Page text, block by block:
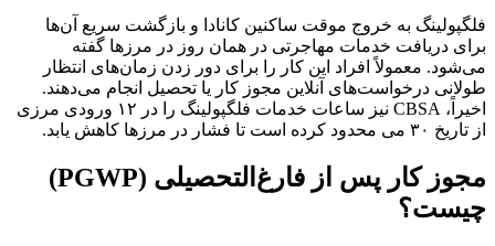
فلگپولینگ به خروج موقت ساکنین کانادا و بازگشت سریع آن‌ها
برای دریافت خدمات مهاجرتی در همان روز در مرزها گفته
می‌شود. معمولاً افراد این کار را برای دور زدن زمان‌های انتظار
طولانی درخواست‌های آنلاین مجوز کار یا تحصیل انجام می‌دهند.
اخیراً، CBSA نیز ساعات خدمات فلگپولینگ را در ۱۲ ورودی مرزی
از تاریخ ۳۰ می محدود کرده است تا فشار در مرزها کاهش یابد.
مجوز کار پس از فارغ‌التحصیلی (PGWP)
چیست؟